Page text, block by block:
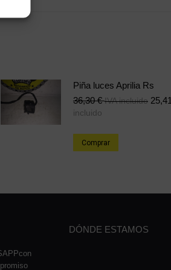
Piña luces Aprilia Rs
36,30€ IVA incluido 25,41
incluido
Comprar
DÓNDE ESTAMOS